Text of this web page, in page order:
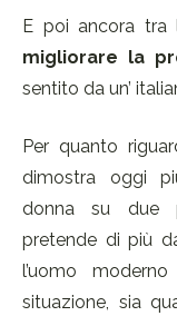
E poi ancora tra
migliorare la
sentito da un’
Per quanto
dimostra oggi
donna su due
pretende di più
l’uomo
situazione, sia